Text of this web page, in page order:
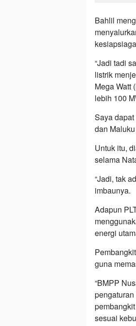
Bahlil
“Jadi tadi
listrik
Mega Watt
lebih 100
Saya
dan
Untuk itu,
selama
“Jadi, tak
imbaunya.
Adapun
energi
guna
“BMPP
sesuai